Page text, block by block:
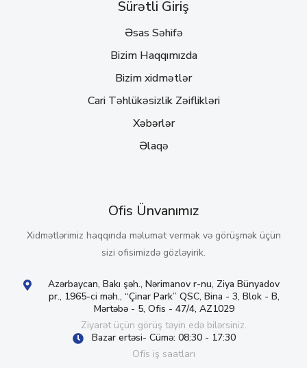
Sürətli Giriş
Əsas Səhifə
Bizim Haqqımızda
Bizim xidmətlər
Cari Təhlükəsizlik Zəiflikləri
Xəbərlər
Əlaqə
Ofis Ünvanımız
Xidmətlərimiz haqqında məlumat vermək və görüşmək üçün
sizi ofisimizdə gözləyirik.
Azərbaycan, Bakı şəh., Nərimanov r-nu, Ziya Bünyadov
pr., 1965-ci məh., “Çinar Park” QSC, Bina - 3, Blok - B,
Mərtəbə - 5, Ofis - 47/4, AZ1029
Ziyarət üçün görüş təyin edə bilərsiniz.
Bazar ertəsi- Cümə: 08:30 - 17:30
Ofis iş saatları